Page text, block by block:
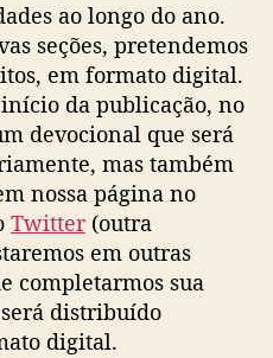
ao longo do ano.
seções, pretendemos
em formato digital.
da publicação, no
devocional que será
mas também
nossa página no
Twitter(outra
em outras
completarmos sua
distribuído
digital.